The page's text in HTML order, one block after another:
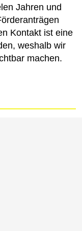
Jahren und
Kontakt ist eine
weshalb wir
machen.